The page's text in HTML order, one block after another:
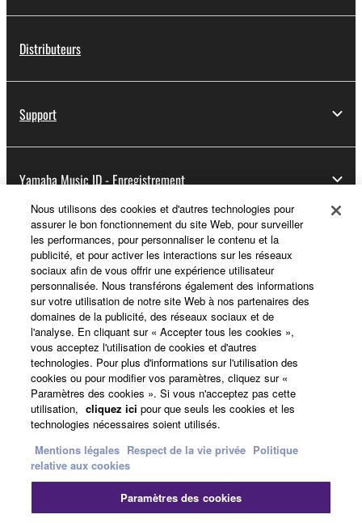
Distributeurs
Support
Yamaha Music ID - Enregistrement
A propos de Yamaha
France - French
Professionnel
Nous contacter Conditions d'utilisation
Respect de la vie privéePolitique relative aux cookies
Nous utilisons des cookies et d'autres technologies pour
assurer le bon fonctionnement du site Web, pour surveiller
les performances, pour personnaliser le contenu et la
publicité, et pour activer les interactions sur les réseaux
sociaux afin de vous offrir une expérience utilisateur
personnalisée. Nous transférons également des informations
sur votre utilisation de notre site Web à nos partenaires des
domaines de la publicité, des réseaux sociaux et de
l'analyse. En cliquant sur « Accepter tous les cookies »,
vous acceptez l'utilisation de cookies et d'autres
technologies. Pour plus d'informations sur l'utilisation des
cookies ou pour modifier vos paramètres, cliquez sur «
Paramètres des cookies ». Si vous n'acceptez pas cette
utilisation, cliquez ici pour que seuls les cookies et les
technologies nécessaires soient utilisés.
Mentions légales Respect de la vie privée Politique
relative aux cookies
Paramètres des cookies